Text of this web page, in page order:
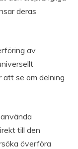
deras
av
att se om delning
till den
överföra